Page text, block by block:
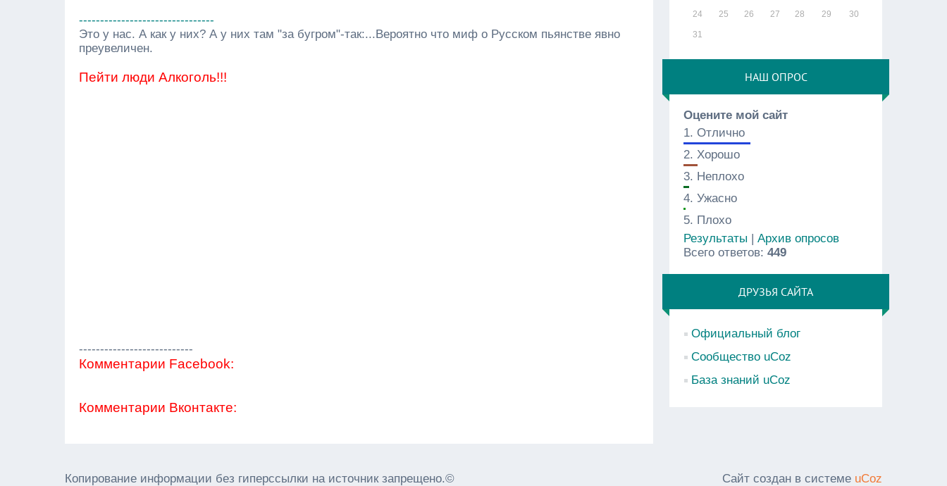
--------------------------------
Это у нас. А как у них? А у них там "за бугром"-так:...Вероятно что миф о Русском пьянстве явно
преувеличен.
Пейти люди Алкоголь!!!
---------------------------
Комментарии Facebook:
Комментарии Вконтакте:
24 25 26 27 28 29 30
31
НАШ ОПРОС
Оцените мой сайт
1.Отлично
2.Хорошо
3. Неплохо
4.Ужасно
5. Плохо
Результаты |Архив опросов
Всего ответов:449
ДРУЗЬЯ САЙТА
Официальный блог
Сообщество uCoz
База знаний uCoz
Копирование информации без гиперссылки на источник запрещено.© Сайт создан в системе uCoz